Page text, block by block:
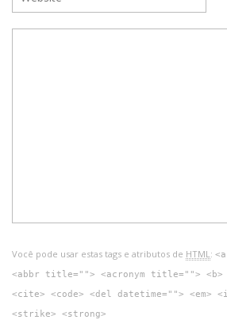
Você pode usar estas tags e atributos de HTML:
<abbr title=""> <acronym title=""> <b>
<cite> <code> <del datetime=""> <em>
<strike> <strong>